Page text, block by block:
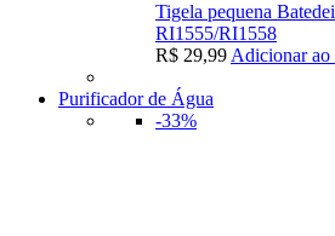
Tigela pequena
RI1555/RI1558
R$ 29,99 Adicionar ao
Purificador de Água
-33%